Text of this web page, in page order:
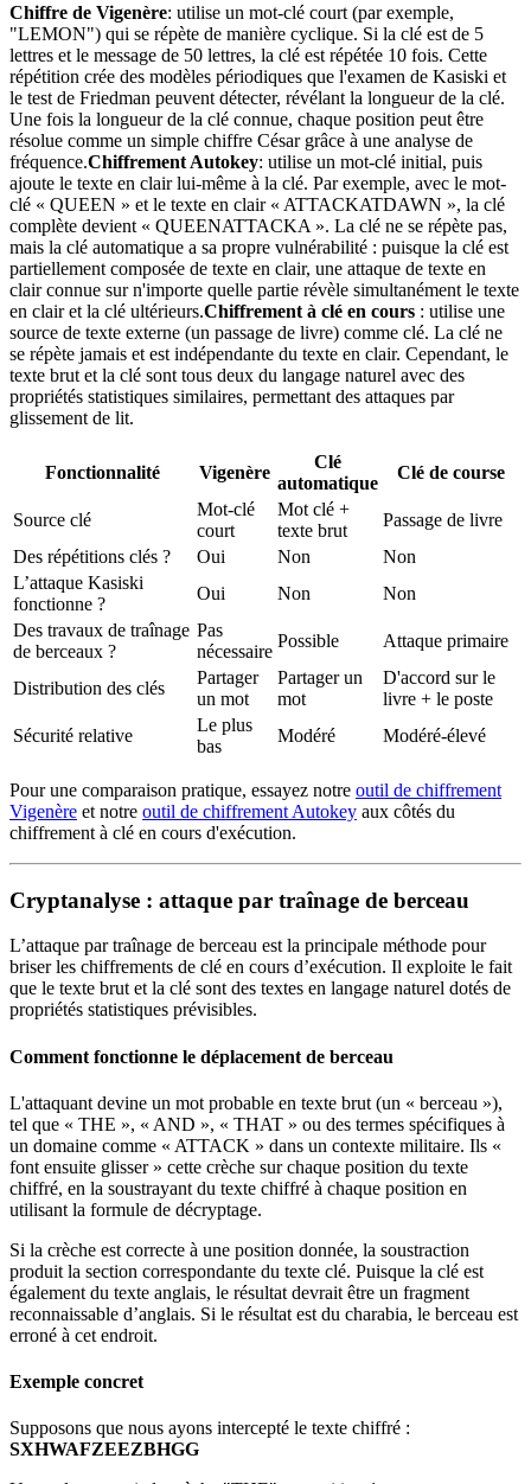
Chiffre de Vigenère: utilise un mot-clé court (par exemple,
"LEMON") qui se répète de manière cyclique. Si la clé est de 5
lettres et le message de 50 lettres, la clé est répétée 10 fois. Cette
répétition crée des modèles périodiques que l'examen de Kasiski et
le test de Friedman peuvent détecter, révélant la longueur de la clé.
Une fois la longueur de la clé connue, chaque position peut être
résolue comme un simple chiffre César grâce à une analyse de
fréquence.Chiffrement Autokey: utilise un mot-clé initial, puis
ajoute le texte en clair lui-même à la clé. Par exemple, avec le mot-
clé « QUEEN » et le texte en clair « ATTACKATDAWN », la clé
complète devient « QUEENATTACKA ». La clé ne se répète pas,
mais la clé automatique a sa propre vulnérabilité : puisque la clé est
partiellement composée de texte en clair, une attaque de texte en
clair connue sur n'importe quelle partie révèle simultanément le texte
en clair et la clé ultérieurs.Chiffrement à clé en cours : utilise une
source de texte externe (un passage de livre) comme clé. La clé ne
se répète jamais et est indépendante du texte en clair. Cependant, le
texte brut et la clé sont tous deux du langage naturel avec des
propriétés statistiques similaires, permettant des attaques par
glissement de lit.
Fonctionnalité Vigenère
Clé
automatique
Clé de course
Source clé
Mot-clé
court
Mot clé +
texte brut
Passage de livre
Des répétitions clés ?
Oui Non
Non
L’attaque Kasiski
fonctionne ?
Oui Non
Non
Des travaux de traînage
de berceaux ?
Pas
nécessaire
Possible Attaque primaire
Distribution des clés
Partager
un mot
Partager un
mot
D'accord sur le
livre + le poste
Sécurité relative
Le plus
bas
Modéré Modéré-élevé
Pour une comparaison pratique, essayez notre outil de chiffrement
Vigenère et notre outil de chiffrement Autokey aux côtés du
chiffrement à clé en cours d'exécution.
Cryptanalyse : attaque par traînage de berceau
L’attaque par traînage de berceau est la principale méthode pour
briser les chiffrements de clé en cours d’exécution. Il exploite le fait
que le texte brut et la clé sont des textes en langage naturel dotés de
propriétés statistiques prévisibles.
Comment fonctionne le déplacement de berceau
L'attaquant devine un mot probable en texte brut (un « berceau »),
tel que « THE », « AND », « THAT » ou des termes spécifiques à
un domaine comme « ATTACK » dans un contexte militaire. Ils «
font ensuite glisser » cette crèche sur chaque position du texte
chiffré, en la soustrayant du texte chiffré à chaque position en
utilisant la formule de décryptage.
Si la crèche est correcte à une position donnée, la soustraction
produit la section correspondante du texte clé. Puisque la clé est
également du texte anglais, le résultat devrait être un fragment
reconnaissable d’anglais. Si le résultat est du charabia, le berceau est
erroné à cet endroit.
Exemple concret
Supposons que nous ayons intercepté le texte chiffré :
SXHWAFZEEZBHGG